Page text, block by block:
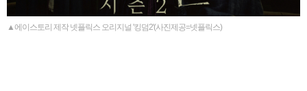
▲에이스토리 제작 넷플릭스 오리지널 '킹덤2'(사진제공=넷플릭스)